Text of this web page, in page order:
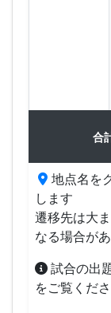
合
地点名を
します
遷移先は大
なる場合があ
試合の出
をご覧くださ